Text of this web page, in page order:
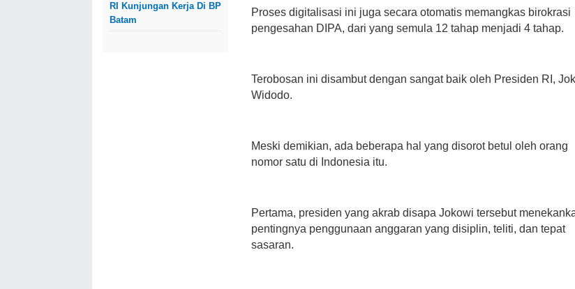
RI Kunjungan Kerja Di BP
Batam
Proses digitalisasi ini juga secara otomatis memangkas birokrasi
pengesahan DIPA, dari yang semula 12 tahap menjadi 4 tahap.
Terobosan ini disambut dengan sangat baik oleh Presiden RI,
Widodo.
Meski demikian, ada beberapa hal yang disorot betul oleh orang
nomor satu di Indonesia itu.
Pertama, presiden yang akrab disapa Jokowi tersebut
pentingnya penggunaan anggaran yang disiplin, teliti, dan tepat
sasaran.